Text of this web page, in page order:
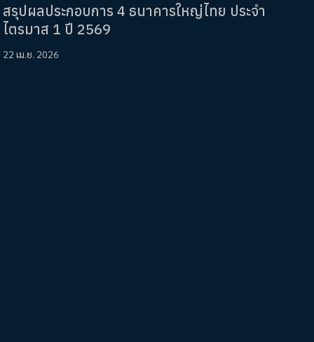
สรุปผลประกอบการ 4 ธนาคารใหญ่ไทย ประจำ
ไตรมาส 1 ปี 2569
22 เม.ย. 2026